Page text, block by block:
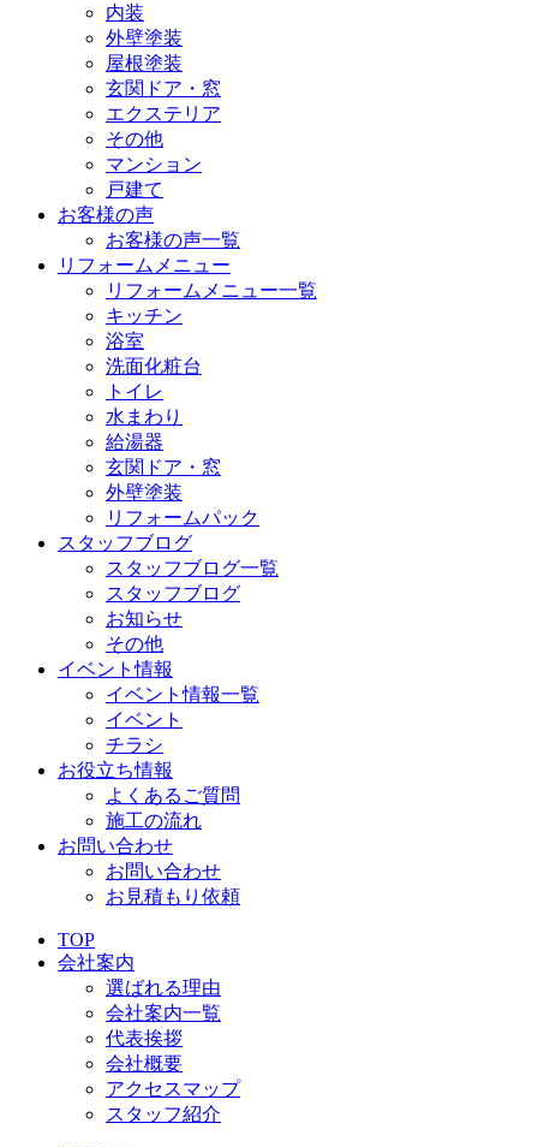
内装
外壁塗装
屋根塗装
玄関ドア・窓
エクステリア
その他
マンション
戸建て
お客様の声
お客様の声一覧
リフォームメニュー
リフォームメニュー一覧
キッチン
浴室
洗面化粧台
トイレ
水まわり
給湯器
玄関ドア・窓
外壁塗装
リフォームパック
スタッフブログ
スタッフブログ一覧
スタッフブログ
お知らせ
その他
イベント情報
イベント情報一覧
イベント
チラシ
お役立ち情報
よくあるご質問
施工の流れ
お問い合わせ
お問い合わせ
お見積もり依頼
TOP
会社案内
選ばれる理由
会社案内一覧
代表挨拶
会社概要
アクセスマップ
スタッフ紹介